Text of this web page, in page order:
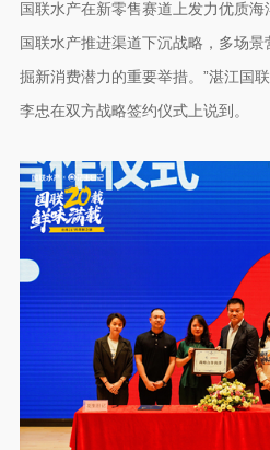
国联水产在新零售赛道上发力优质
国联水产推进渠道下沉战略，多场
掘新消费潜力的重要举措。”湛江国
李忠在双方战略签约仪式上说到。